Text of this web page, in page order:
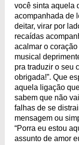
você sinta aquela
acompanhada de
deitar, virar por
recaídas
acalmar o
musical
pra traduzir o seu
obrigada!”. Que
aquela ligação
sabem que não
falhas de se
mensagem ou
“Porra eu estou
assunto de amor